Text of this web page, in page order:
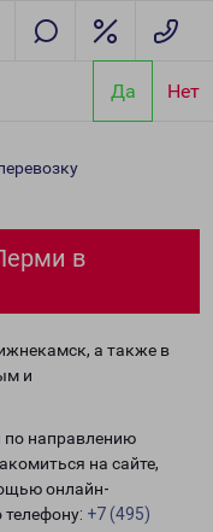
Да Нет
в
а также в
и
по направлению
на сайте,
онлайн-
+7 (495)